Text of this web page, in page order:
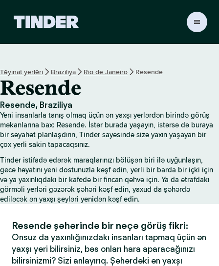
r
o
e
Təyinat yerləri Braziliya Rio de Janeiro Resende
Resende
Resende, Braziliya
Yeni insanlarla tanış olmaq üçün ən yaxşı yerlərdən birində görüş
məkanlarına bax: Resende. İstər burada yaşayın, istərsə də buraya
bir səyahət planlaşdırın, Tinder sayəsində sizə yaxın yaşayan bir
çox yerli sakin tapacaqsınız.
Tinder istifadə edərək maraqlarınızı bölüşən biri ilə uyğunlaşın,
gecə həyatını yeni dostunuzla kəşf edin, yerli bir barda bir içki için
və ya yaxınlıqdakı bir kafedə bir fincan qəhvə için. Ya da ətrafdakı
görməli yerləri gəzərək şəhəri kəşf edin, yaxud da şəhərdə
ediləcək ən yaxşı şeyləri yenidən kəşf edin.
Resende şəhərində bir neçə görüş fikri:
Onsuz da yaxınlığınızdakı insanları tapmaq üçün ən
yaxşı yeri bilirsiniz, bəs onları hara aparacağınızı
bilirsinizmi? Sizi anlayırıq. Şəhərdəki ən yaxşı